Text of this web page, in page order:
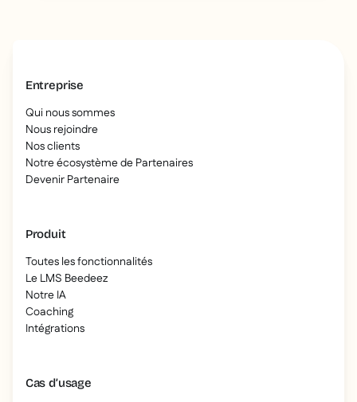
Entreprise
Qui nous sommes
Nous rejoindre
Nos clients
Notre écosystème de Partenaires
Devenir Partenaire
Produit
Toutes les fonctionnalités
Le LMS Beedeez
Notre IA
Coaching
Intégrations
Cas d’usage